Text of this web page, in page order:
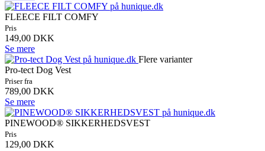
FLEECE FILT COMFY
Pris
149,00 DKK
Se mere
Flere varianter
Pro-tect Dog Vest
Priser fra
789,00 DKK
Se mere
PINEWOOD® SIKKERHEDSVEST
Pris
129,00 DKK